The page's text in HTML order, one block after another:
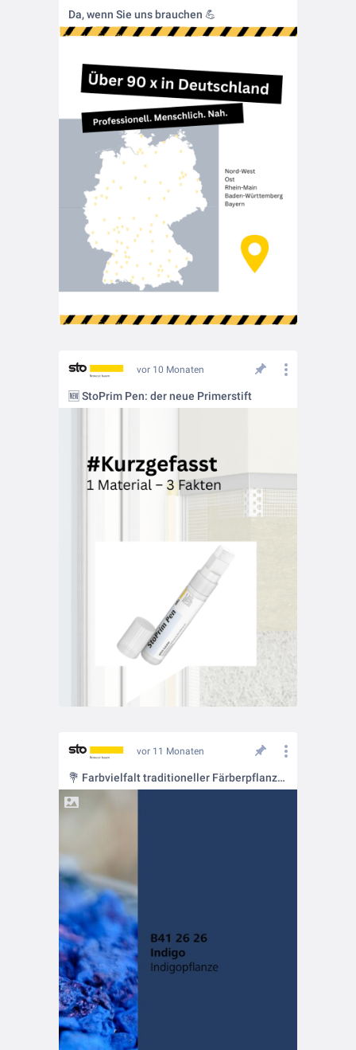
Da, wenn Sie uns brauchen 💪
vor 10 Monaten
🆕 StoPrim Pen: der neue Primerstift
vor 11 Monaten
💐 Farbvielfalt traditioneller Färberpflanzen für den Innenraum